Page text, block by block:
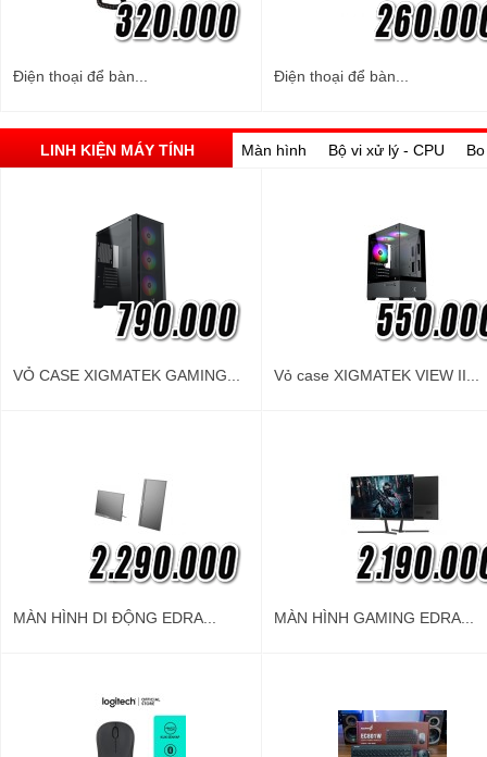
Điện thoại để bàn... Điện thoại để bàn...
LINH KIỆN MÁY TÍNH Màn hình Bộ vi xử lý - CPU
VỎ CASE XIGMATEK GAMING... Vỏ case XIGMATEK VIEW II...
MÀN HÌNH DI ĐỘNG EDRA... MÀN HÌNH GAMING EDRA...